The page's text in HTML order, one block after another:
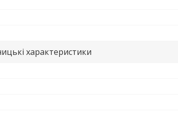
характеристики